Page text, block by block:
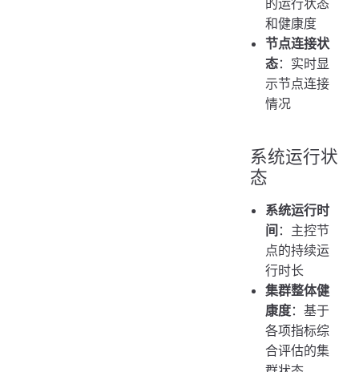
和健康度
节点连接状
态：实时显
示节点连接
情况
系统运行状
态
系统运行时
间 ：主控节
点的持续运
行时长
集群整体健
康度：基于
各项指标综
合评估的集